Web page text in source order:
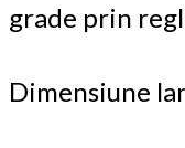
grade prin
Dimensiune